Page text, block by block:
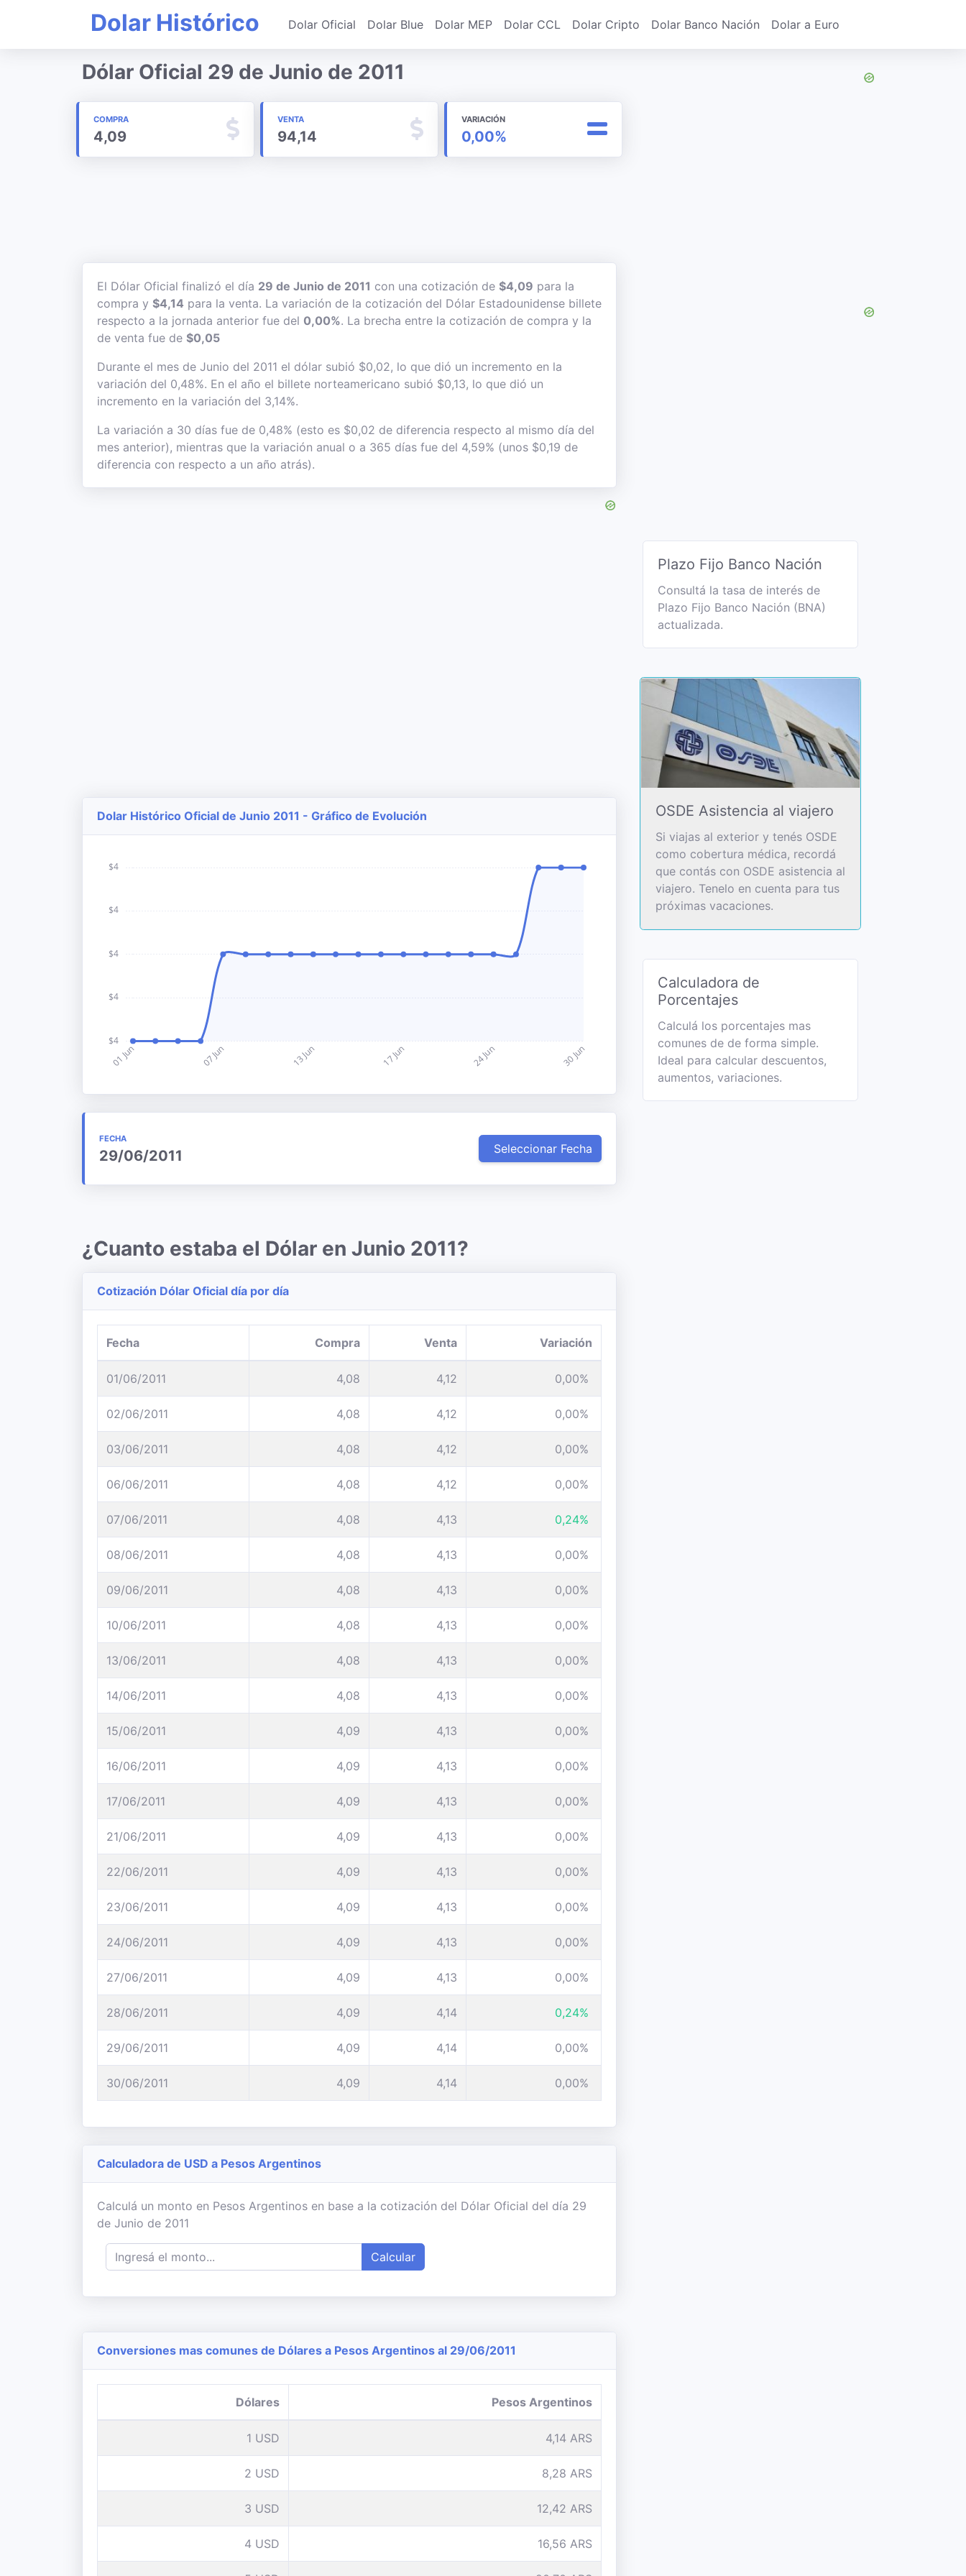
Dolar Histórico Dolar Oficial Dolar Blue Dolar MEP Dolar CCL Dolar Cripto Dolar Banco Nación Dolar a Euro
Dólar Oficial 29 de Junio de 2011
COMPRA
4,09
VENTA
94,14
VARIACIÓN
0,00%
El Dólar Oficial finalizó el día 29 de Junio de 2011 con una cotización de $4,09 para la
compra y $4,14 para la venta. La variación de la cotización del Dólar Estadounidense billete
respecto a la jornada anterior fue del 0,00%. La brecha entre la cotización de compra y la
de venta fue de $0,05
Durante el mes de Junio del 2011 el dólar subió $0,02, lo que dió un incremento en la
variación del 0,48%. En el año el billete norteamericano subió $0,13, lo que dió un
incremento en la variación del 3,14%.
La variación a 30 días fue de 0,48% (esto es $0,02 de diferencia respecto al mismo día del
mes anterior), mientras que la variación anual o a 365 días fue del 4,59% (unos $0,19 de
diferencia con respecto a un año atrás).
Dolar Histórico Oficial de Junio 2011 - Gráfico de Evolución
FECHA
29/06/2011 Seleccionar Fecha
¿Cuanto estaba el Dólar en Junio 2011?
Cotización Dólar Oficial día por día
Fecha Compra Venta Variación
01/06/2011 4,08 4,12 0,00%
02/06/2011 4,08 4,12 0,00%
03/06/2011 4,08 4,12 0,00%
06/06/2011 4,08 4,12 0,00%
07/06/2011 4,08 4,13 0,24%
08/06/2011 4,08 4,13 0,00%
09/06/2011 4,08 4,13 0,00%
10/06/2011 4,08 4,13 0,00%
13/06/2011 4,08 4,13 0,00%
14/06/2011 4,08 4,13 0,00%
15/06/2011 4,09 4,13 0,00%
16/06/2011 4,09 4,13 0,00%
17/06/2011 4,09 4,13 0,00%
21/06/2011 4,09 4,13 0,00%
22/06/2011 4,09 4,13 0,00%
23/06/2011 4,09 4,13 0,00%
24/06/2011 4,09 4,13 0,00%
27/06/2011 4,09 4,13 0,00%
28/06/2011 4,09 4,14 0,24%
29/06/2011 4,09 4,14 0,00%
30/06/2011 4,09 4,14 0,00%
Calculadora de USD a Pesos Argentinos
Calculá un monto en Pesos Argentinos en base a la cotización del Dólar Oficial del día 29
de Junio de 2011
Calcular
Conversiones mas comunes de Dólares a Pesos Argentinos al 29/06/2011
Dólares Pesos Argentinos
1 USD 4,14 ARS
2 USD 8,28 ARS
3 USD 12,42 ARS
4 USD 16,56 ARS
Plazo Fijo Banco Nación
Consultá la tasa de interés de
Plazo Fijo Banco Nación (BNA)
actualizada.
OSDE Asistencia al viajero
Si viajas al exterior y tenés OSDE
como cobertura médica, recordá
que contás con OSDE asistencia al
viajero. Tenelo en cuenta para tus
próximas vacaciones.
Calculadora de
Porcentajes
Calculá los porcentajes mas
comunes de de forma simple.
Ideal para calcular descuentos,
aumentos, variaciones.